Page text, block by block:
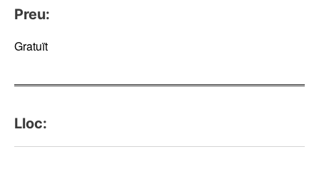
Preu:
Gratuït
Lloc: